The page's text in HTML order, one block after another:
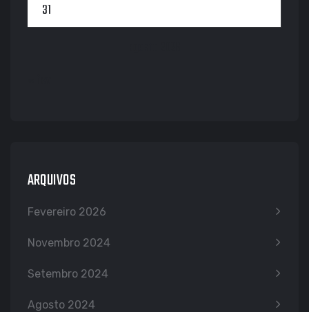
31
ARQUIVOS
Fevereiro 2026
Novembro 2024
Setembro 2024
Agosto 2024